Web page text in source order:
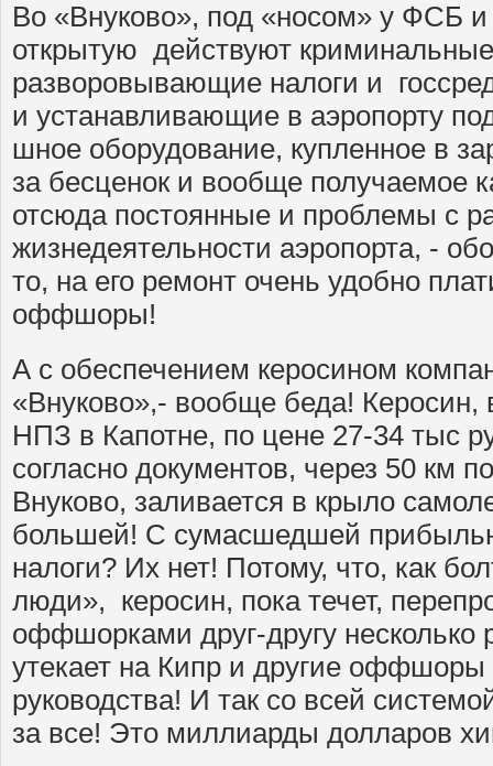
Во «Внуково», под «носом» у ФСБ
открытую действуют
разворовывающие налоги и
и устанавливающие в аэропорту
шное оборудование, купленное в
за бесценок и вообще получаемое
отсюда постоянные и проблемы с
жизнедеятельности аэропорта, -
то, на его ремонт очень удобно
оффшоры!
А с обеспечением керосином
«Внуково»,- вообще беда! Керосин,
НПЗ в Капотне, по цене 27-34 тыс
согласно документов, через 50 км
Внуково, заливается в крыло
большей! С сумасшедшей
налоги? Их нет! Потому, что, как
люди», керосин, пока течет,
оффшорками друг-другу несколько
утекает на Кипр и другие
руководства! И так со всей
за все! Это миллиарды долларов